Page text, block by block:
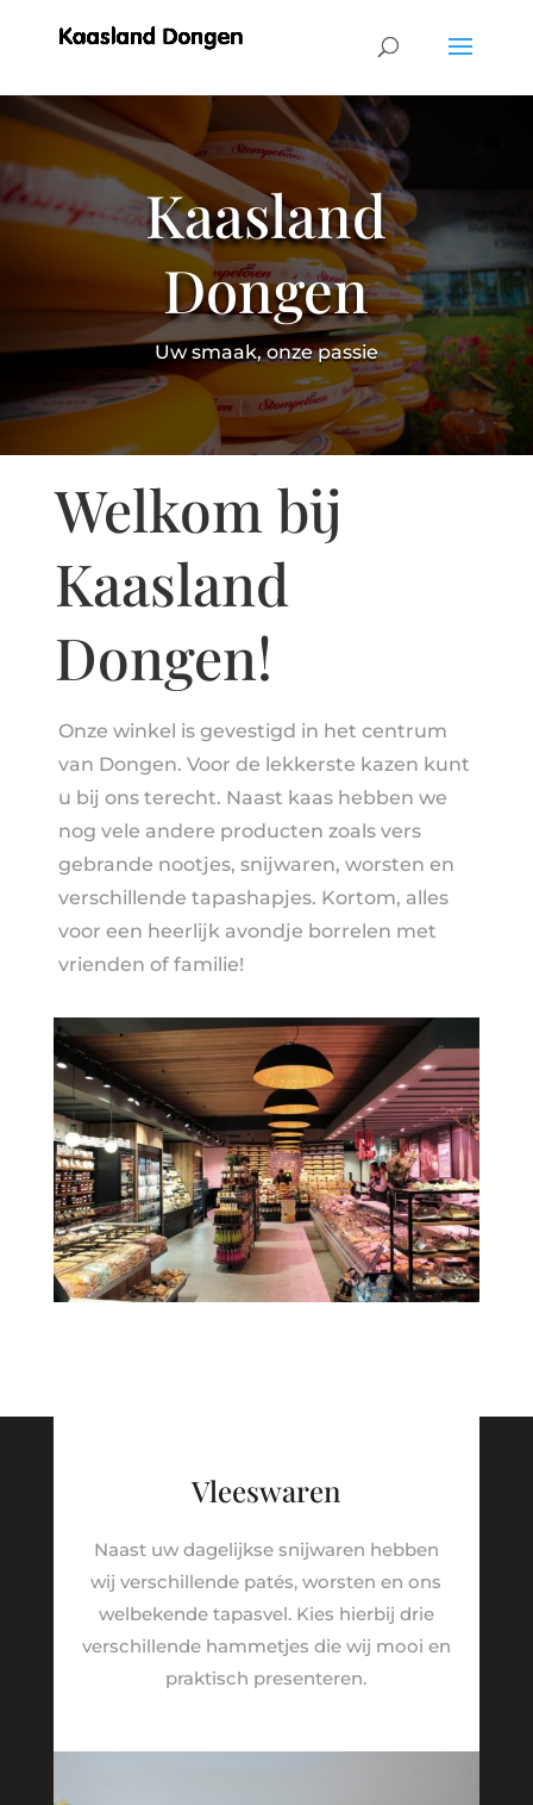
Kaasland
Dongen
Uw smaak, onze passie
Welkom bij
Kaasland
Dongen!
Onze winkel is gevestigd in het centrum
van Dongen. Voor de lekkerste kazen kunt
u bij ons terecht. Naast kaas hebben we
nog vele andere producten zoals vers
gebrande nootjes, snijwaren, worsten en
verschillende tapashapjes. Kortom, alles
voor een heerlijk avondje borrelen met
vrienden of familie!
Vleeswaren
Naast uw dagelijkse snijwaren hebben
wij verschillende patés, worsten en ons
welbekende tapasvel. Kies hierbij drie
verschillende hammetjes die wij mooi en
praktisch presenteren.